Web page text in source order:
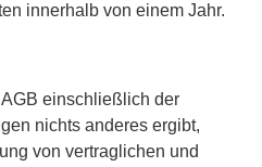
innerhalb von einem Jahr.
einschließlich der
nichts anderes ergibt,
von vertraglichen und